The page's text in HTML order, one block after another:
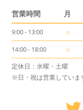
営業時間 月
9:00 - 13:00 ○
14:00 - 18:00 ○
定休日：水曜・土曜
※日・祝は営業していま